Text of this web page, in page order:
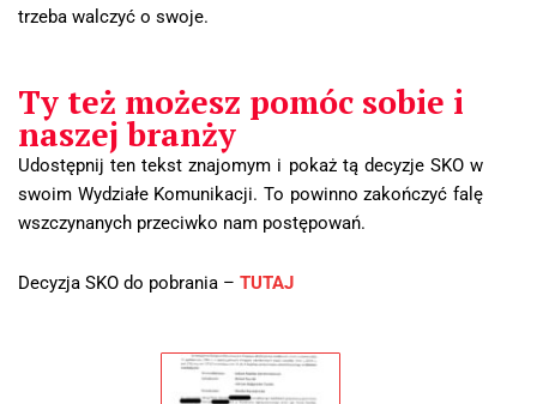
trzeba walczyć o swoje.
Ty też możesz pomóc sobie i
naszej branży
Udostępnij ten tekst znajomym i pokaż tą decyzje SKO w
swoim Wydziałe Komunikacji. To powinno zakończyć falę
wszczynanych przeciwko nam postępowań.
Decyzja SKO do pobrania – TUTAJ